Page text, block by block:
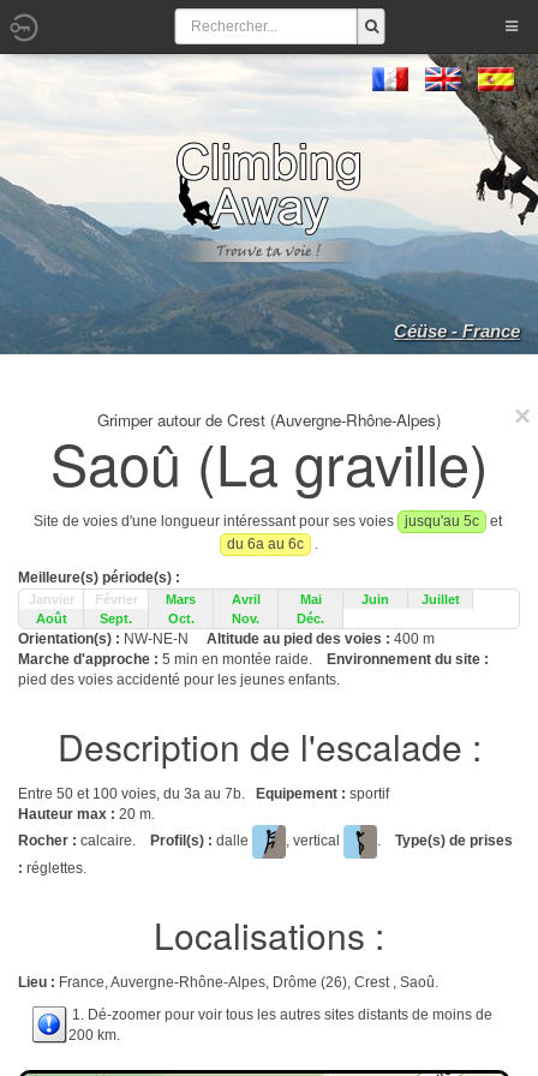
Céüse - France
Grimper autour de Crest (Auvergne-Rhône-Alpes)
Saoû (La graville)
Site de voies d'une longueur intéressant pour ses voies jusqu'au 5c
et
du 6a au 6c
.
Meilleure(s) période(s) :
Janvier Février Mars Avril Mai Juin
Juillet
Août
Sept. Oct. Nov. Déc.
Orientation(s) : NW-NE-N Altitude au pied des voies : 400 m
Marche d'approche : 5 min en montée raide.
Environnement du site :
pied des voies accidenté pour les jeunes enfants.
Description de l'escalade :
Entre 50 et 100 voies, du 3a au 7b. Equipement : sportif
Hauteur max : 20 m.
Rocher : calcaire. Profil(s) : dalle , vertical . Type(s) de prises
: réglettes.
Localisations :
Lieu : France, Auvergne-Rhône-Alpes, Drôme (26), Crest , Saoû.
1. Dé-zoomer pour voir tous les autres sites distants de moins de
200 km.